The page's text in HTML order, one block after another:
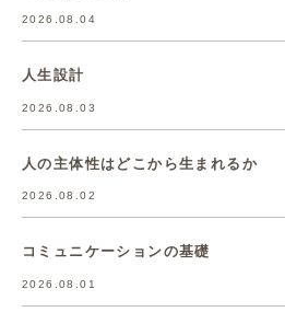
2026.08.04
人生設計
2026.08.03
人の主体性はどこから生まれるか
2026.08.02
コミュニケーションの基礎
2026.08.01